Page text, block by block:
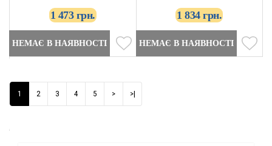
1 473 грн.
НЕМАЄ В НАЯВНОСТІ
1 834 грн.
НЕМАЄ В НАЯВНОСТІ
1 2 3 4 5 > >|